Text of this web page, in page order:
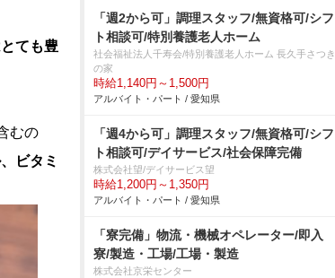
ても豊
むの
ビタミ
「週2から可」調理スタッフ/無資格可/シフ
ト相談可/特別養護老人ホーム
社会福祉法人千寿会/特別養護老人ホーム 長久手さつき
の家
時給1,140円～1,500円
アルバイト・パート / 愛知県
「週4から可」調理スタッフ/無資格可/シフ
ト相談可/デイサービス/社会保障完備
株式会社望/デイサービス望
時給1,200円～1,350円
アルバイト・パート / 愛知県
「寮完備」物流・機械オペレーター/即入
寮/製造・工場/工場・製造
株式会社京栄センター